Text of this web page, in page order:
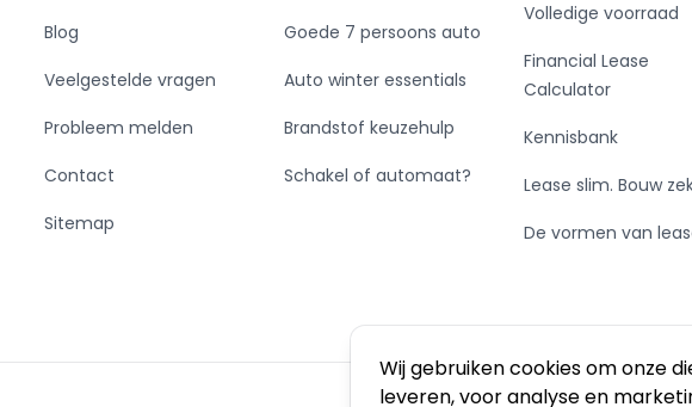
Wij gebruiken cookies om onze
leveren, voor analyse en
Blog
Veelgestelde vragen
Probleem melden
Contact
Sitemap
Goede 7 persoons auto
Auto winter essentials
Brandstof keuzehulp
Schakel of automaat?
Volledige voorraad
Financial Lease
Calculator
Kennisbank
Lease slim. Bouw
De vormen van